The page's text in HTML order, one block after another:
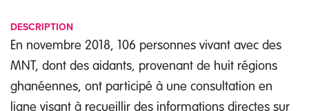
DESCRIPTION
En novembre 2018, 106 personnes vivant avec des
MNT, dont des aidants, provenant de huit régions
ghanéennes, ont participé à une consultation en
ligne visant à recueillir des informations directes sur